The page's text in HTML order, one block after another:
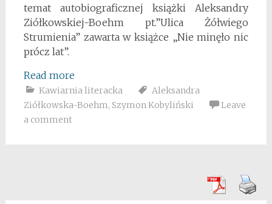
temat autobiograficznej książki Aleksandry
Ziółkowskiej-Boehm pt.”Ulica Żółwiego
Strumienia” zawarta w książce „Nie minęło nic
prócz lat”.
Read more
Kawiarnia literacka
Aleksandra
Ziółkowska-Boehm, Szymon Kobyliński
Leave
a comment